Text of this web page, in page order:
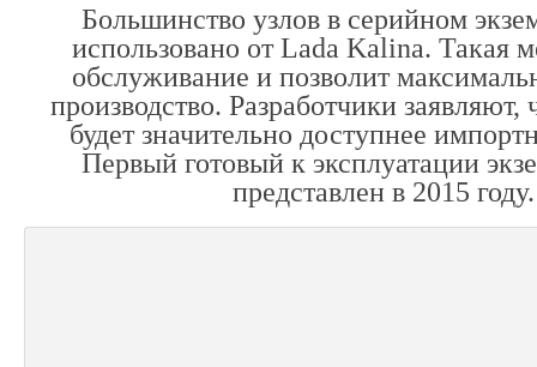
Большинство узлов в серийном
использовано от Lada Kalina. Такая
обслуживание и позволит
производство. Разработчики заявляют,
будет значительно доступнее
Первый готовый к эксплуатации
представлен в 2015 году.